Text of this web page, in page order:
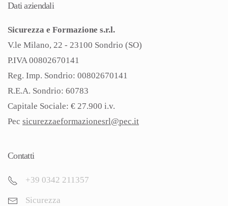
Dati aziendali
Sicurezza e Formazione s.r.l.
V.le Milano, 22 - 23100 Sondrio (SO)
P.IVA 00802670141
Reg. Imp. Sondrio: 00802670141
R.E.A. Sondrio: 60783
Capitale Sociale: € 27.900 i.v.
Pec sicurezzaeformazionesrl@pec.it
Contatti
+39 0342 211357
Sicurezza